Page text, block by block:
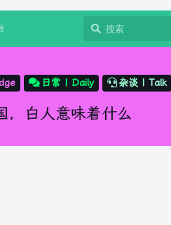
日常 | Daily 杂谈 | Talk
，白人意味着什么